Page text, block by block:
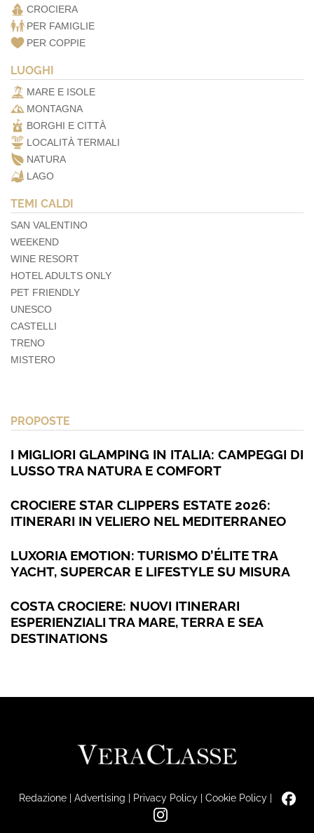
CROCIERA
PER FAMIGLIE
PER COPPIE
LUOGHI
MARE E ISOLE
MONTAGNA
BORGHI E CITTÀ
LOCALITÀ TERMALI
NATURA
LAGO
TEMI CALDI
SAN VALENTINO
WEEKEND
WINE RESORT
HOTEL ADULTS ONLY
PET FRIENDLY
UNESCO
CASTELLI
TRENO
MISTERO
PROPOSTE
I MIGLIORI GLAMPING IN ITALIA: CAMPEGGI DI
LUSSO TRA NATURA E COMFORT
CROCIERE STAR CLIPPERS ESTATE 2026:
ITINERARI IN VELIERO NEL MEDITERRANEO
LUXORIA EMOTION: TURISMO D’ÉLITE TRA
YACHT, SUPERCAR E LIFESTYLE SU MISURA
COSTA CROCIERE: NUOVI ITINERARI
ESPERIENZIALI TRA MARE, TERRA E SEA
DESTINATIONS
Redazione| Advertising | Privacy Policy| Cookie Policy|